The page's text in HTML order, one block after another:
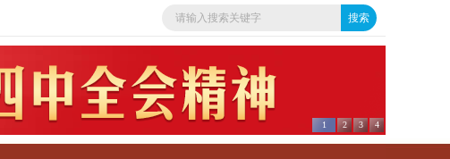
1 2 3 4